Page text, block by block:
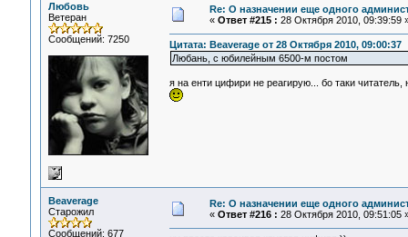
Любовь
Ветеран
Сообщений: 7250
Re: О назначении еще одного
« Ответ #215 : 28 Октября 2010, 09:39:59
Цитата: Beaverage от 28 Октября 2010, 09:00:37
Любань, с юбилейным 6500-м постом
я на енти цифири не реагирую... бо таки
Beaverage
Старожил
Сообщений: 677
Re: О назначении еще одного
« Ответ #216 : 28 Октября 2010, 09:51:05